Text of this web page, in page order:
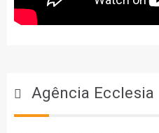
Agência Ecclesia